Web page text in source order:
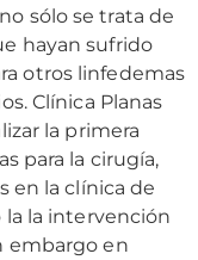
sólo se trata de
hayan sufrido
otros linfedemas
Clínica Planas
la primera
para la cirugía,
en la clínica de
la la intervención
embargo en